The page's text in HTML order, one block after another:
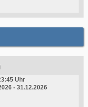
Uhr
- 31.12.2026